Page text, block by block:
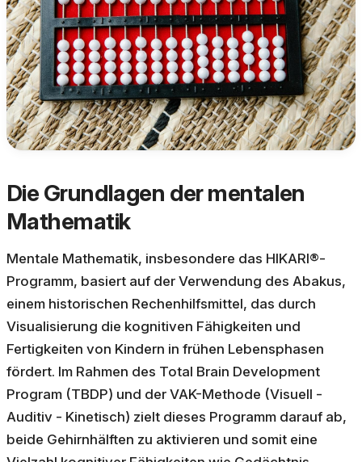
Die Grundlagen der mentalen
Mathematik
Mentale Mathematik, insbesondere das HIKARI®-
Programm, basiert auf der Verwendung des Abakus,
einem historischen Rechenhilfsmittel, das durch
Visualisierung die kognitiven Fähigkeiten und
Fertigkeiten von Kindern in frühen Lebensphasen
fördert. Im Rahmen des Total Brain Development
Program (TBDP) und der VAK-Methode (Visuell -
Auditiv - Kinetisch) zielt dieses Programm darauf ab,
beide Gehirnhälften zu aktivieren und somit eine